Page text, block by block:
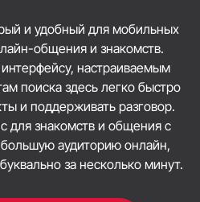
и удобный для мобильных
общения и знакомств.
настраиваемым
поиска здесь легко быстро
и поддерживать разговор.
для знакомств и общения с
аудиторию онлайн,
за несколько минут.